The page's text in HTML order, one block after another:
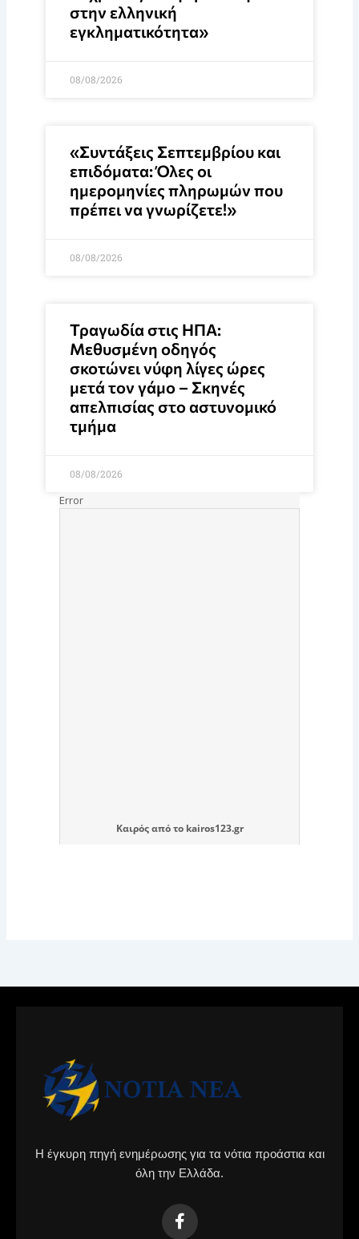
στην ελληνική
εγκληματικότητα»
08/08/2026
«Συντάξεις Σεπτεμβρίου και
επιδόματα: Όλες οι
ημερομηνίες πληρωμών που
πρέπει να γνωρίζετε!»
08/08/2026
Τραγωδία στις ΗΠΑ:
Μεθυσμένη οδηγός
σκοτώνει νύφη λίγες ώρες
μετά τον γάμο – Σκηνές
απελπισίας στο αστυνομικό
τμήμα
08/08/2026
Καιρόςαπό το kairos123.gr
Η έγκυρη πηγή ενημέρωσης για τα νότια προάστια και
όλη την Ελλάδα.